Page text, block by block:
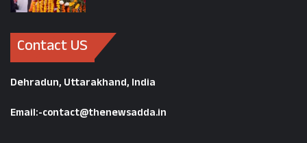
Contact US
Dehradun, Uttarakhand, India
Email:-contact@thenewsadda.in